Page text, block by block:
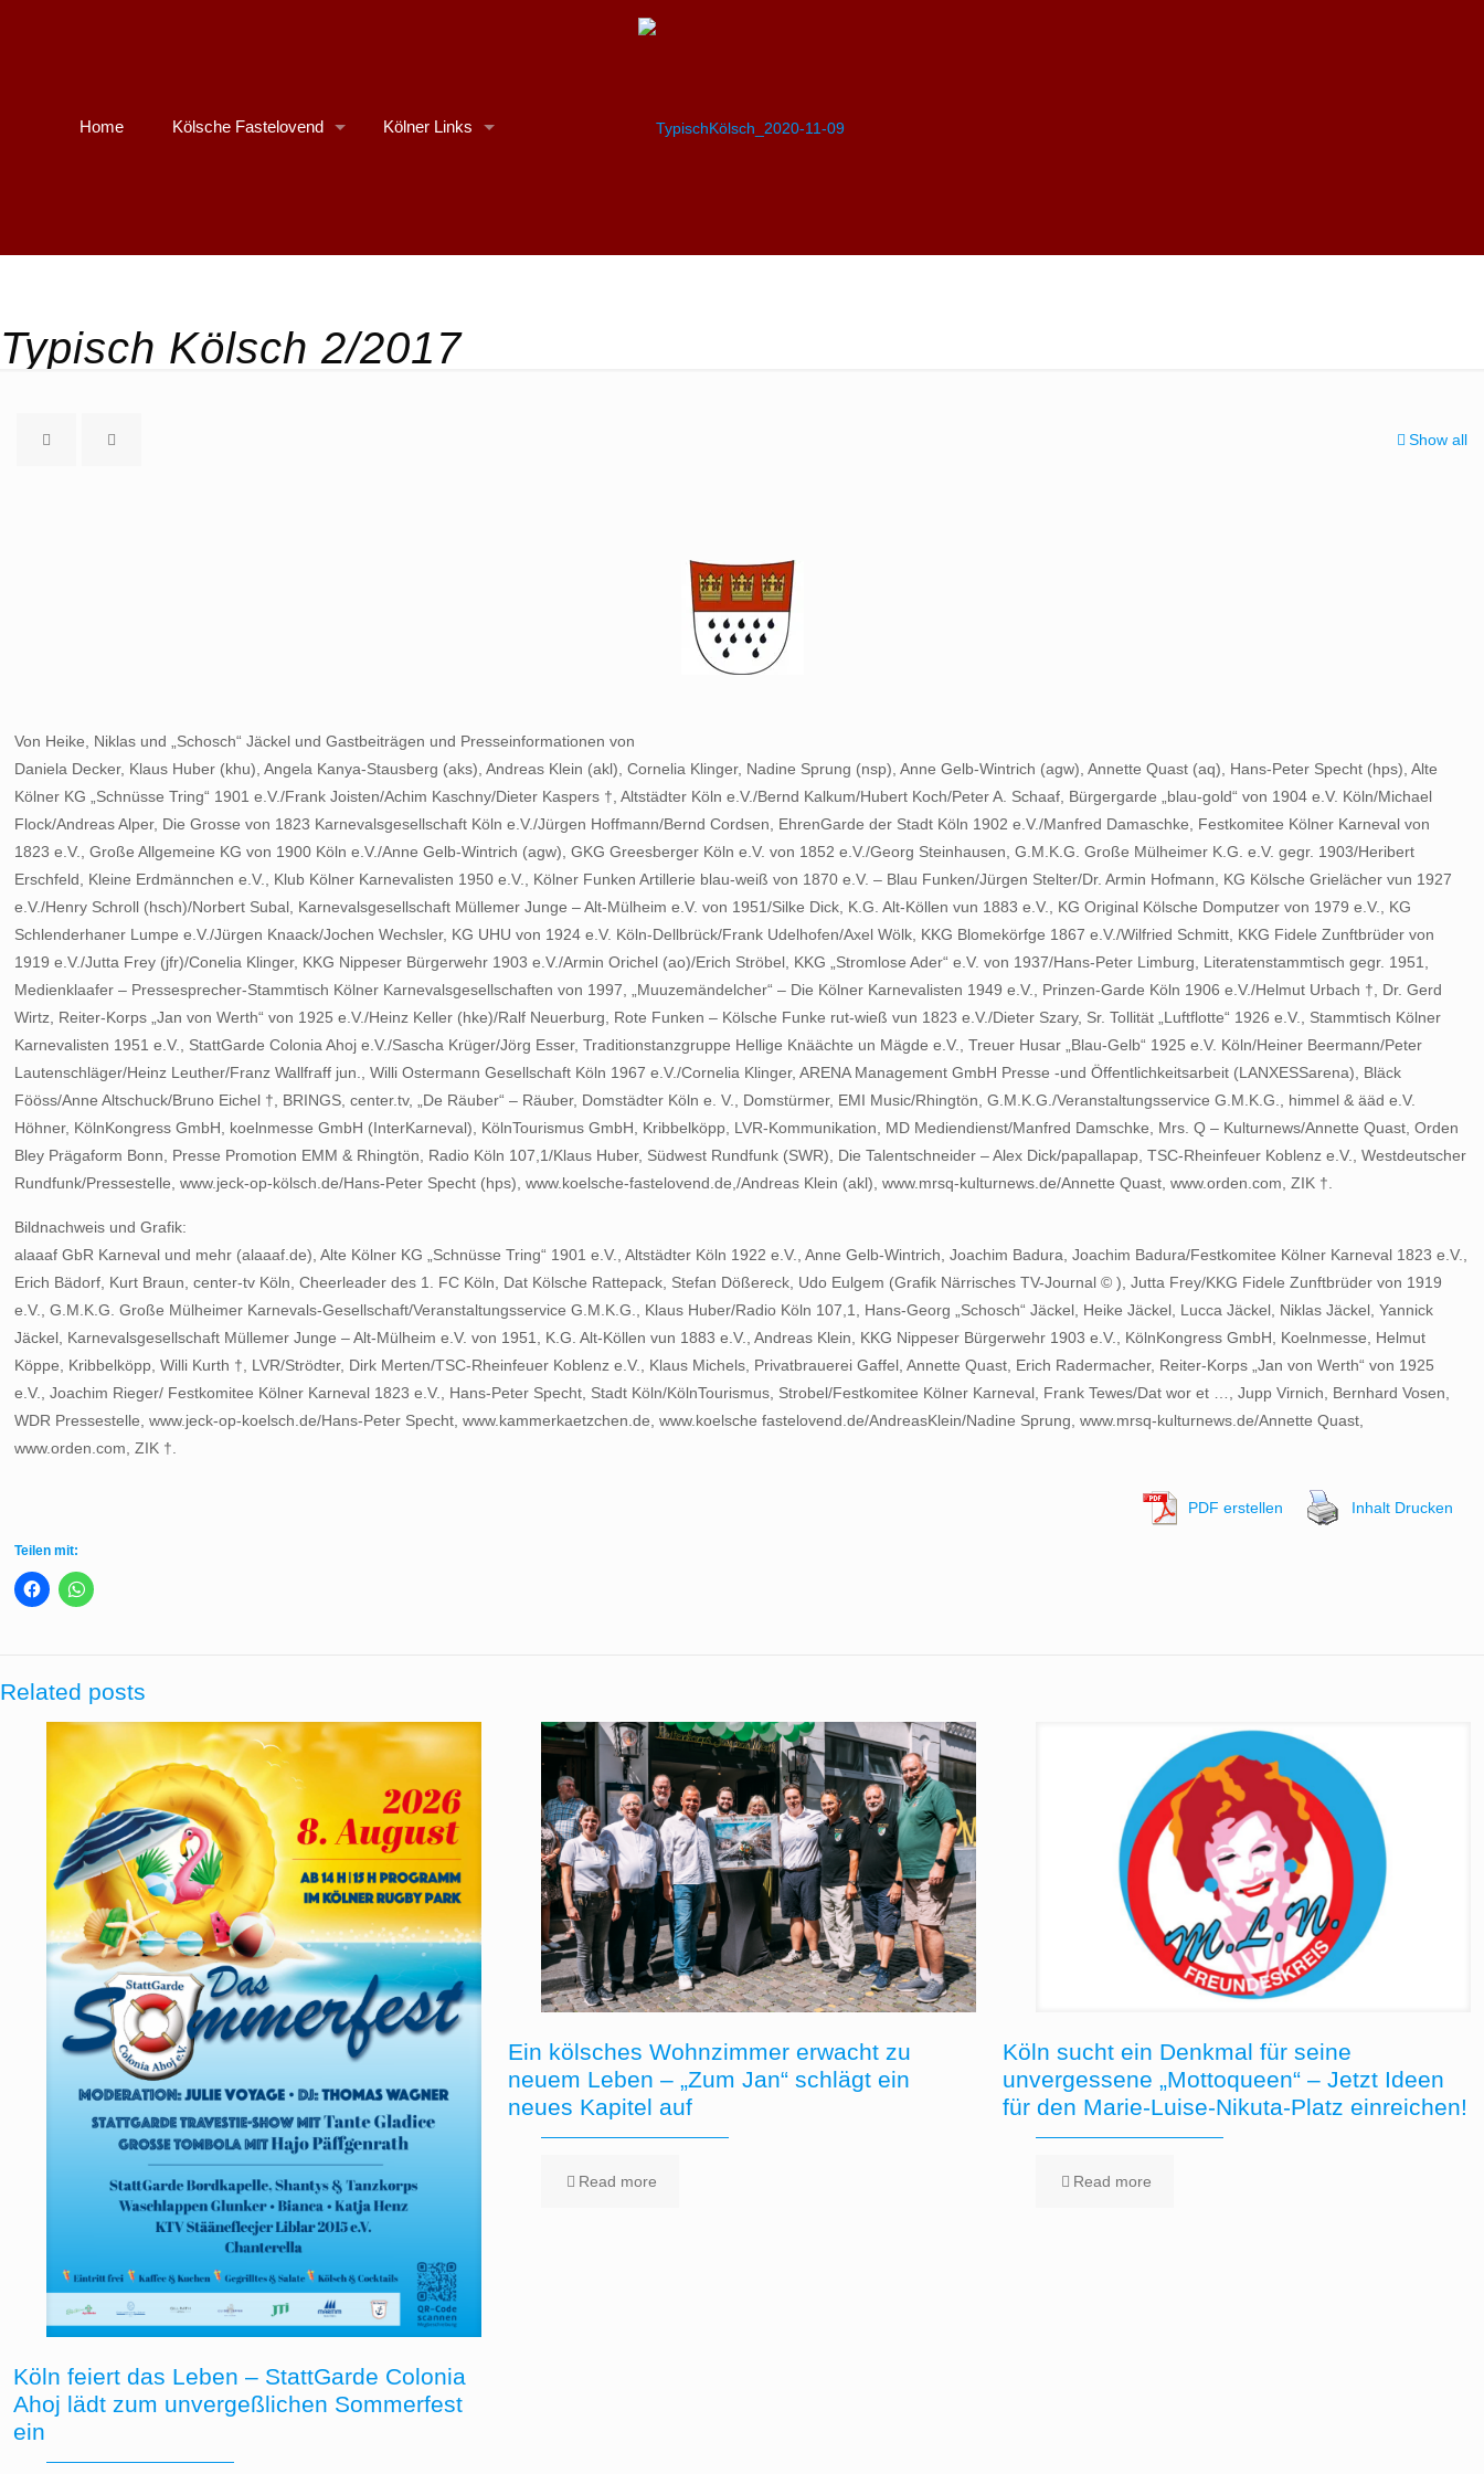
Home Kölsche Fastelovend Kölner Links
Typisch Kölsch 2/2017
Show all
Von Heike, Niklas und „Schosch“ Jäckel und Gastbeiträgen und Presseinformationen von
Daniela Decker, Klaus Huber (khu), Angela Kanya-Stausberg (aks), Andreas Klein (akl), Cornelia Klinger, Nadine Sprung (nsp), Anne Gelb-Wintrich (agw), Annette Quast (aq), Hans-Peter Specht (hps), Alte
Kölner KG „Schnüsse Tring“ 1901 e.V./Frank Joisten/Achim Kaschny/Dieter Kaspers †, Altstädter Köln e.V./Bernd Kalkum/Hubert Koch/Peter A. Schaaf, Bürgergarde „blau-gold“ von 1904 e.V. Köln/Michael
Flock/Andreas Alper, Die Grosse von 1823 Karnevalsgesellschaft Köln e.V./Jürgen Hoffmann/Bernd Cordsen, EhrenGarde der Stadt Köln 1902 e.V./Manfred Damaschke, Festkomitee Kölner Karneval von
1823 e.V., Große Allgemeine KG von 1900 Köln e.V./Anne Gelb-Wintrich (agw), GKG Greesberger Köln e.V. von 1852 e.V./Georg Steinhausen, G.M.K.G. Große Mülheimer K.G. e.V. gegr. 1903/Heribert
Erschfeld, Kleine Erdmännchen e.V., Klub Kölner Karnevalisten 1950 e.V., Kölner Funken Artillerie blau-weiß von 1870 e.V. – Blau Funken/Jürgen Stelter/Dr. Armin Hofmann, KG Kölsche Grielächer vun 1927
e.V./Henry Schroll (hsch)/Norbert Subal, Karnevalsgesellschaft Müllemer Junge – Alt-Mülheim e.V. von 1951/Silke Dick, K.G. Alt-Köllen vun 1883 e.V., KG Original Kölsche Domputzer von 1979 e.V., KG
Schlenderhaner Lumpe e.V./Jürgen Knaack/Jochen Wechsler, KG UHU von 1924 e.V. Köln-Dellbrück/Frank Udelhofen/Axel Wölk, KKG Blomekörfge 1867 e.V./Wilfried Schmitt, KKG Fidele Zunftbrüder von
1919 e.V./Jutta Frey (jfr)/Conelia Klinger, KKG Nippeser Bürgerwehr 1903 e.V./Armin Orichel (ao)/Erich Ströbel, KKG „Stromlose Ader“ e.V. von 1937/Hans-Peter Limburg, Literatenstammtisch gegr. 1951,
Medienklaafer – Pressesprecher-Stammtisch Kölner Karnevalsgesellschaften von 1997, „Muuzemändelcher“ – Die Kölner Karnevalisten 1949 e.V., Prinzen-Garde Köln 1906 e.V./Helmut Urbach †, Dr. Gerd
Wirtz, Reiter-Korps „Jan von Werth“ von 1925 e.V./Heinz Keller (hke)/Ralf Neuerburg, Rote Funken – Kölsche Funke rut-wieß vun 1823 e.V./Dieter Szary, Sr. Tollität „Luftflotte“ 1926 e.V., Stammtisch Kölner
Karnevalisten 1951 e.V., StattGarde Colonia Ahoj e.V./Sascha Krüger/Jörg Esser, Traditionstanzgruppe Hellige Knäächte un Mägde e.V., Treuer Husar „Blau-Gelb“ 1925 e.V. Köln/Heiner Beermann/Peter
Lautenschläger/Heinz Leuther/Franz Wallfraff jun., Willi Ostermann Gesellschaft Köln 1967 e.V./Cornelia Klinger, ARENA Management GmbH Presse -und Öffentlichkeitsarbeit (LANXESSarena), Bläck
Fööss/Anne Altschuck/Bruno Eichel †, BRINGS, center.tv, „De Räuber“ – Räuber, Domstädter Köln e. V., Domstürmer, EMI Music/Rhingtön, G.M.K.G./Veranstaltungsservice G.M.K.G., himmel & ääd e.V.
Höhner, KölnKongress GmbH, koelnmesse GmbH (InterKarneval), KölnTourismus GmbH, Kribbelköpp, LVR-Kommunikation, MD Mediendienst/Manfred Damschke, Mrs. Q – Kulturnews/Annette Quast, Orden
Bley Prägaform Bonn, Presse Promotion EMM & Rhingtön, Radio Köln 107,1/Klaus Huber, Südwest Rundfunk (SWR), Die Talentschneider – Alex Dick/papallapap, TSC-Rheinfeuer Koblenz e.V., Westdeutscher
Rundfunk/Pressestelle, www.jeck-op-kölsch.de/Hans-Peter Specht (hps), www.koelsche-fastelovend.de,/Andreas Klein (akl), www.mrsq-kulturnews.de/Annette Quast, www.orden.com, ZIK †.
Bildnachweis und Grafik:
alaaaf GbR Karneval und mehr (alaaaf.de), Alte Kölner KG „Schnüsse Tring“ 1901 e.V., Altstädter Köln 1922 e.V., Anne Gelb-Wintrich, Joachim Badura, Joachim Badura/Festkomitee Kölner Karneval 1823 e.V.,
Erich Bädorf, Kurt Braun, center-tv Köln, Cheerleader des 1. FC Köln, Dat Kölsche Rattepack, Stefan Dößereck, Udo Eulgem (Grafik Närrisches TV-Journal © ), Jutta Frey/KKG Fidele Zunftbrüder von 1919
e.V., G.M.K.G. Große Mülheimer Karnevals-Gesellschaft/Veranstaltungsservice G.M.K.G., Klaus Huber/Radio Köln 107,1, Hans-Georg „Schosch“ Jäckel, Heike Jäckel, Lucca Jäckel, Niklas Jäckel, Yannick
Jäckel, Karnevalsgesellschaft Müllemer Junge – Alt-Mülheim e.V. von 1951, K.G. Alt-Köllen vun 1883 e.V., Andreas Klein, KKG Nippeser Bürgerwehr 1903 e.V., KölnKongress GmbH, Koelnmesse, Helmut
Köppe, Kribbelköpp, Willi Kurth †, LVR/Strödter, Dirk Merten/TSC-Rheinfeuer Koblenz e.V., Klaus Michels, Privatbrauerei Gaffel, Annette Quast, Erich Radermacher, Reiter-Korps „Jan von Werth“ von 1925
e.V., Joachim Rieger/ Festkomitee Kölner Karneval 1823 e.V., Hans-Peter Specht, Stadt Köln/KölnTourismus, Strobel/Festkomitee Kölner Karneval, Frank Tewes/Dat wor et …, Jupp Virnich, Bernhard Vosen,
WDR Pressestelle, www.jeck-op-koelsch.de/Hans-Peter Specht, www.kammerkaetzchen.de, www.koelsche fastelovend.de/AndreasKlein/Nadine Sprung, www.mrsq-kulturnews.de/Annette Quast,
www.orden.com, ZIK †.
PDF erstellen Inhalt Drucken
Teilen mit:
Related posts
Köln feiert das Leben – StattGarde Colonia
Ahoj lädt zum unvergeßlichen Sommerfest
ein
Ein kölsches Wohnzimmer erwacht zu
neuem Leben – „Zum Jan“ schlägt ein
neues Kapitel auf
Read more
Köln sucht ein Denkmal für seine
unvergessene „Mottoqueen“ – Jetzt Ideen
für den Marie-Luise-Nikuta-Platz einreichen!
Read more